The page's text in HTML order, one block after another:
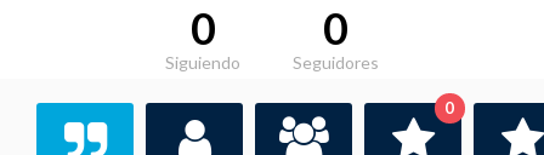
0
Siguiendo
0
Seguidores
0